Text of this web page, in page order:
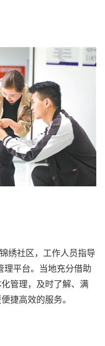
绣社区，工作人员指导
理平台。当地充分借助
管理，及时了解、满
捷高效的服务。